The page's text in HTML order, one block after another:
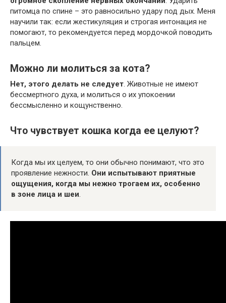
питомца по спине – это равносильно удару под дых. Меня
научили так: если жестикуляция и строгая интонация не
помогают, то рекомендуется перед мордочкой поводить
пальцем.
Можно ли молиться за кота?
Нет, этого делать не следует. Животные не имеют
бессмертного духа, и молиться о их упокоении
бессмысленно и кощунственно.
Что чувствует кошка когда ее целуют?
Когда мы их целуем, то они обычно понимают, что это
проявление нежности. Они испытывают приятные
ощущения, когда мы нежно трогаем их, особенно
в зоне лица и шеи.